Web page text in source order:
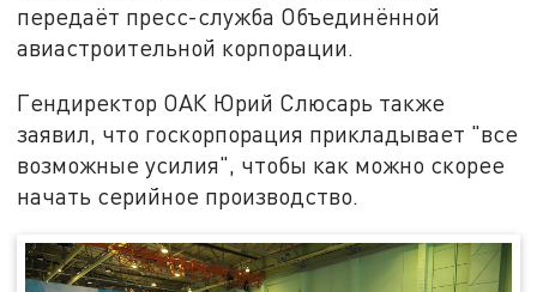
передаёт пресс-служба Объединённой
авиастроительной корпорации.
Гендиректор ОАК Юрий Слюсарь также
заявил, что госкорпорация прикладывает "все
возможные усилия", чтобы как можно скорее
начать серийное производство.